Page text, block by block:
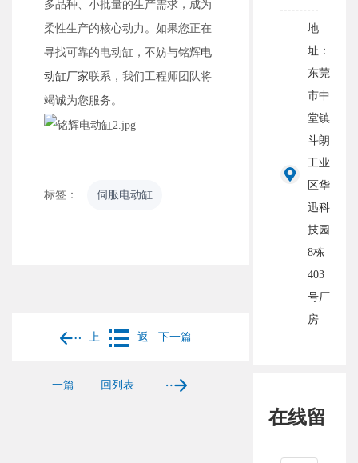
多品种、小批量的生产需求，成为
柔性生产的核心动力。如果您正在
寻找可靠的电动缸，不妨与铭辉电
动缸厂家联系，我们工程师团队将
竭诚为您服务。
标签： 伺服电动缸
上
一篇
返
回列表
下一篇
地
址：
东莞
市中
堂镇
斗朗
工业
区华
迅科
技园
8栋
403
号厂
房
在线留